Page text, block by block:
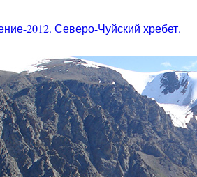
2012. Северо-Чуйский хребет.